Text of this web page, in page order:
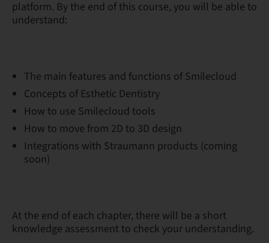
platform. By the end of this course, you will be able to
understand:
The main features and functions of Smilecloud
Concepts of Esthetic Dentistry
How to use Smilecloud tools
How to move from 2D to 3D design
Integrations with Straumann products (coming
soon)
At the end of each chapter, there will be a short
knowledge assessment to check your understanding.